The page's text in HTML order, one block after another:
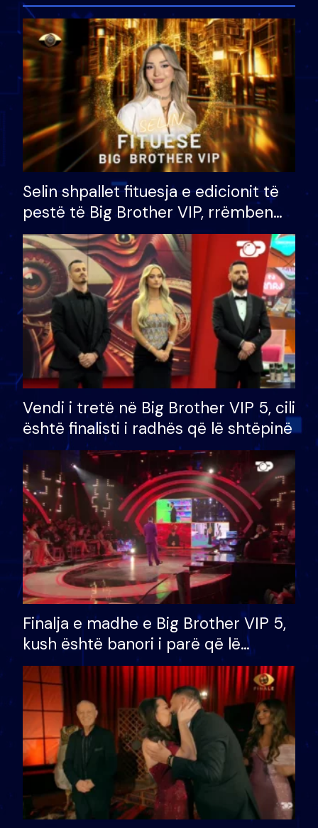
Selin shpallet fituesja e edicionit të
pestë të Big Brother VIP, rrëmben
çmimin e madh prej 100 mijë eurosh
Vendi i tretë në Big Brother VIP 5, cili
është finalisti i radhës që lë shtëpinë
Finalja e madhe e Big Brother VIP 5,
kush është banori i parë që lë
shtëpinë dhe humb mundësinë për
të fituar çmimin e madh